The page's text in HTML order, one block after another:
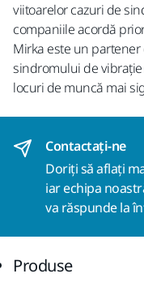
viitoarelor cazuri de
companiile acordă
Mirka este un
sindromului de
locuri de muncă mai
Contactaţi-ne
Doriți să aflați
iar echipa
va răspunde la
Produse